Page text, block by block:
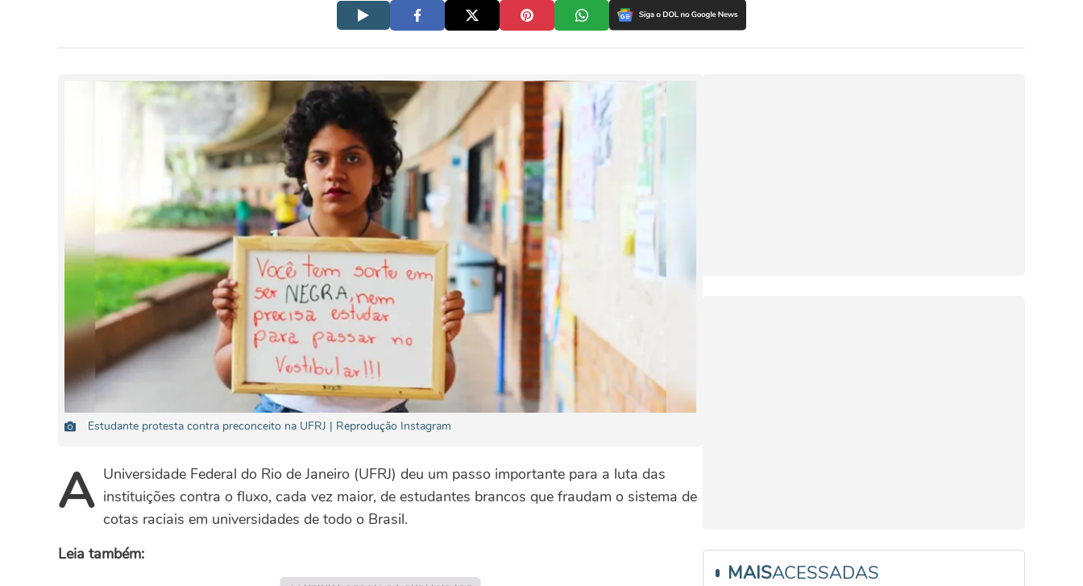
Estudante protesta contra preconceito na UFRJ | Reprodução Instagram
A Universidade Federal do Rio de Janeiro (UFRJ) deu um passo importante para a luta das
instituições contra o fluxo, cada vez maior, de estudantes brancos que fraudam o sistema de
cotas raciais em universidades de todo o Brasil.
Leia também:
MAISACESSADAS